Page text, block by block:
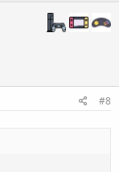
#8